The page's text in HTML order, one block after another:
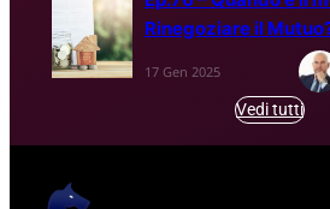
Rinegoziare il
17 Gen 2025
Vedi tutti